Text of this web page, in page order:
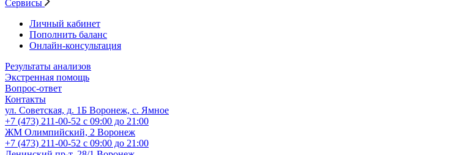
Сервисы
Личный кабинет
Пополнить баланс
Онлайн-консультация
Результаты анализов
Экстренная помощь
Вопрос-ответ
Контакты
ул. Советская, д. 1Б Воронеж, с. Ямное
+7 (473) 211-00-52 с 09:00 до 21:00
ЖМ Олимпийский, 2 Воронеж
+7 (473) 211-00-52 с 09:00 до 21:00